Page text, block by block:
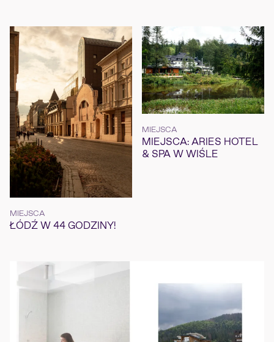
MIEJSCA
ŁÓDŹ W 44 GODZINY!
MIEJSCA
MIEJSCA: ARIES HOTEL
& SPA W WIŚLE